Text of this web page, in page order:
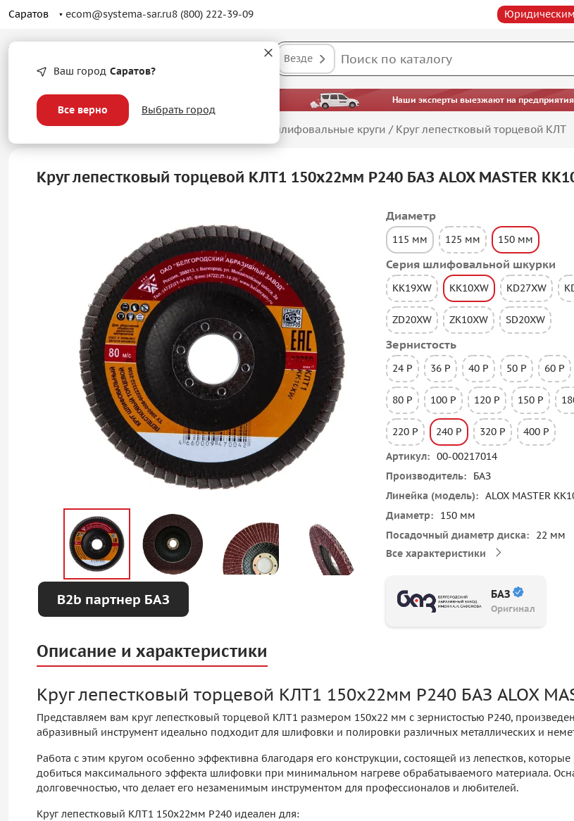
Саратов ecom@systema-sar.ru8 (800) 222-39-09
Ваш город Саратов?
Все верно Выбрать город
Везде
— больше, чем просто оптовые цены. Наши эксперты выезжают на
Главная /Абразивные материалы Лепестковые шлифовальные круги / Круг лепестковый торцевой КЛТ
Круг лепестковый торцевой КЛТ1 150х22мм P240 БАЗ ALOX MASTER
B2b партнер БАЗ
Диаметр
115 мм 125 мм 150 мм
Серия шлифовальной шкурки
KK19XW KK10XW KD27XW
ZD20XW ZK10XW SD20XW
Зернистость
24 P 36 P 40 P 50 P 60 P
80 P 100 P 120 P 150 P
220 P 240 P 320 P
400 P
Артикул
00-00217014
Производитель
БАЗ
Линейка (модель)
ALOX MASTER
Диаметр
150 мм
Посадочный диаметр диска
22 мм
Все характеристики
БАЗ
Оригинал
Описание и характеристики
Круг лепестковый торцевой КЛТ1 150х22мм P240 БАЗ ALOX
Представляем вам круг лепестковый торцевой КЛТ1 размером 150х22 мм с зернистостью P240,
абразивный инструмент идеально подходит для шлифовки и полировки различных металлических и
Работа с этим кругом особенно эффективна благодаря его конструкции, состоящей из лепестков,
добиться максимального эффекта шлифовки при минимальном нагреве обрабатываемого материала.
долговечностью, что делает его незаменимым инструментом для профессионалов и любителей.
Круг лепестковый КЛТ1 150х22мм P240 идеален для: